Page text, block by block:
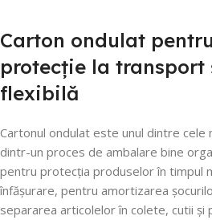
Carton ondulat
protecție la transport
flexibilă
Cartonul ondulat este unul dintre cele
dintr-un proces de ambalare bine
pentru protecția produselor în timpul
înfășurare, pentru amortizarea
separarea articolelor în colete, cutii și